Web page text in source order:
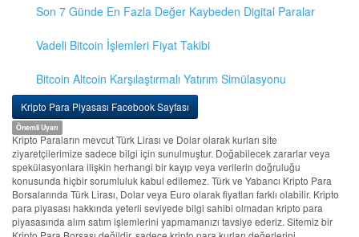
Son 7 Günde En Fazla Değer Kaybeden Digital Paralar
Vadeli Bitcoin İşlemleri Fiyat Takibi
Bitcoin Altcoin Karşılaştırmalı Yatırım Simülasyonu
Kripto Para Piyasası Facebook Sayfası
Önemli Uyarı
Kripto Paraların mevcut Türk Lirası ve Dolar olarak kurları site
ziyaretçilerimize sadece bilgi için sunulmuştur. Doğabilecek zararlar veya
spekülasyonlara ilişkin herhangi bir kayıp veya verilerin doğruluğu
konusunda hiçbir sorumluluk kabul edilemez. Türk ve Yabancı Kripto Para
Borsalarında Türk Lirası, Dolar veya Euro olarak fiyatları farklı olabilir. Kripto
para piyasası hakkında yeterli seviyede bilgi sahibi olmadan kripto para
piyasasında alım satım işlemlerini yapmamanızı tavsiye ederiz. Sitemiz bir